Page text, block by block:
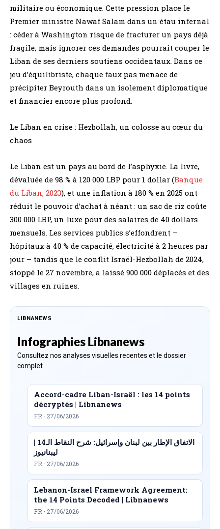
militaire ou économique. Cette pression place le
Premier ministre Nawaf Salam dans un étau infernal
: céder à Washington risque de fracturer un pays déjà
fragile, mais ignorer ces demandes pourrait couper le
Liban de ses derniers soutiens occidentaux. Dans ce
jeu d’équilibriste, chaque faux pas menace de
précipiter Beyrouth dans un isolement diplomatique
et financier encore plus profond.
Le Liban en crise : Hezbollah, un colosse au cœur du
chaos
Le Liban est un pays au bord de l’asphyxie. La livre,
dévaluée de 98 % à 120 000 LBP pour 1 dollar (Banque
du Liban, 2023), et une inflation à 180 % en 2025 ont
réduit le pouvoir d’achat à néant : un sac de riz coûte
300 000 LBP, un luxe pour des salaires de 40 dollars
mensuels. Les services publics s’effondrent –
hôpitaux à 40 % de capacité, électricité à 2 heures par
jour – tandis que le conflit Israël-Hezbollah de 2024,
stoppé le 27 novembre, a laissé 900 000 déplacés et des
villages en ruines.
LIBNANEWS
Infographies Libnanews
Consultez nos analyses visuelles recentes et le dossier
complet.
Accord-cadre Liban-Israël : les 14 points
décryptés | Libnanews
FR · 27/06/2026
الاتفاق الإطار بين لبنان وإسرائيل: شرح النقاط الـ14 |
ليبنانيوز
FR · 27/06/2026
Lebanon-Israel Framework Agreement:
the 14 Points Decoded | Libnanews
FR · 27/06/2026